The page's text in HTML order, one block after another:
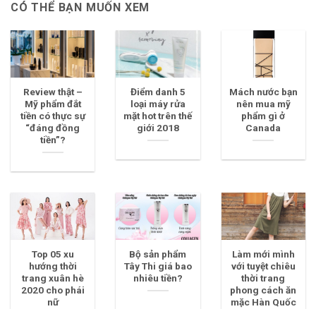
CÓ THỂ BẠN MUỐN XEM
Review thật –
Mỹ phẩm đắt
tiền có thực sự
“đáng đồng
tiền”?
Điểm danh 5
loại máy rửa
mặt hot trên thế
giới 2018
Mách nước bạn
nên mua mỹ
phẩm gì ở
Canada
Top 05 xu
hướng thời
trang xuân hè
2020 cho phái
nữ
Bộ sản phẩm
Tây Thi giá bao
nhiêu tiền?
Làm mới mình
với tuyệt chiêu
thời trang
phong cách ăn
mặc Hàn Quốc